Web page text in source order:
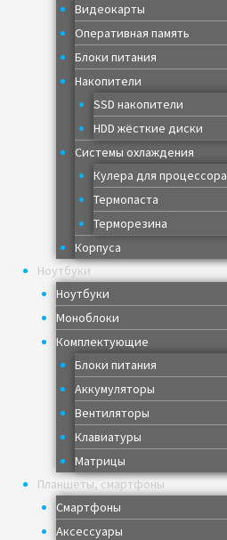
Видеокарты
Оперативная память
Блоки питания
Накопители
SSD накопители
HDD жёсткие диски
Системы охлаждения
Кулера для процессора
Термопаста
Терморезина
Корпуса
Ноутбуки
Ноутбуки
Моноблоки
Комплектующие
Блоки питания
Аккумуляторы
Вентиляторы
Клавиатуры
Матрицы
Планшеты, смартфоны
Смартфоны
Аксессуары